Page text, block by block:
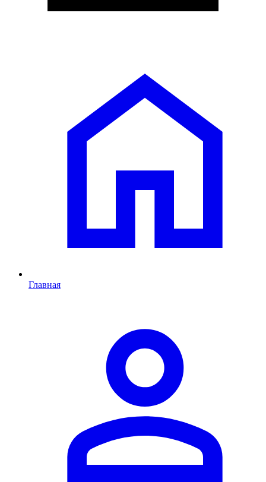
Главная